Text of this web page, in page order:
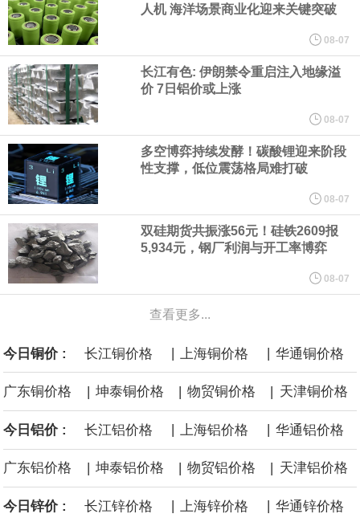
他与赫格塞思就弹药短缺问题发生冲突的报道是“完全没有根据的谣
言”，他对赫格塞思所做的工作“非常满意”。
纽约期银突破64美元/盎司，日内涨3.91%。
据报道，威刚近日在法说会上表示，在需求增加、价格走高及货源
稳定的三大有利因素带动下，预期第3季度营运将优于第2季度，并
进一步扩大全年营运成果。
美国国会预算办公室（CBO）于当地时间5日发布报告称，美国海军
计划建造的15艘核动力“特朗普级”（Trump-class）战列舰，从研发
到采购的总费用可能高达2750亿美元，为美国有史以来最昂贵的水
面战舰项目之一。 根据CBO的初步估算，首舰造价约234亿美元，
后续14艘平均每艘约180亿美元。
黄金价格有望录得自今年1月以来最大单周涨幅。油价走弱为金价提
供支撑，同时投资者正等待美国非农就业数据，以寻找美国利率前
人机 海洋场景商业化迎来关键突破
08-07
长江有色: 伊朗禁令重启注入地缘溢
价 7日铝价或上涨
08-07
多空博弈持续发酵！碳酸锂迎来阶段
性支撑，低位震荡格局难打破
08-07
双硅期货共振涨56元！硅铁2609报
5,934元，钢厂利润与开工率博弈
08-07
查看更多...
今日铜价 : 长江铜价格 | 上海铜价格 | 华通铜价格
广东铜价格 | 坤泰铜价格 | 物贸铜价格 | 天津铜价格
今日铝价 : 长江铝价格 上海铝价格 华通铝价格
广东铝价格 | 坤泰铝价格 | 物贸铝价格 | 天津铝价格
今日锌价 : 长江锌价格 上海锌价格 华通锌价格